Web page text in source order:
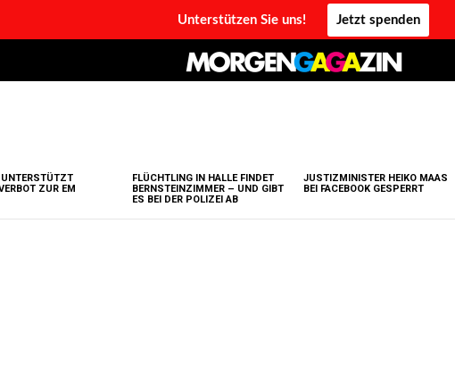
Unterstützen Sie uns! Jetzt spenden
UNTERSTÜTZT
ZUR EM
FLÜCHTLING IN HALLE FINDET
BERNSTEINZIMMER – UND GIBT
ES BEI DER POLIZEI AB
JUSTIZMINISTER HEIKO MAAS
BEI FACEBOOK GESPERRT